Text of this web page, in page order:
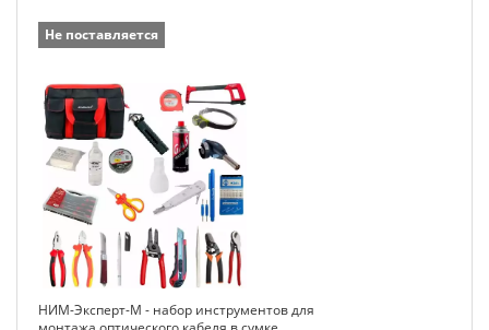
Не поставляется
НИМ-Эксперт-М - набор инструментов для